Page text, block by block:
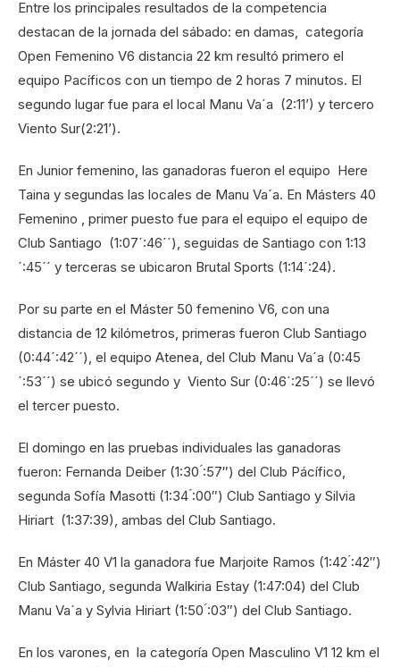
Entre los principales resultados de la competencia
destacan de la jornada del sábado: en damas, categoría
Open Femenino V6 distancia 22 km resultó primero el
equipo Pacíficos con un tiempo de 2 horas 7 minutos. El
segundo lugar fue para el local Manu Va´a (2:11’) y tercero
Viento Sur(2:21’).
En Junior femenino, las ganadoras fueron el equipo Here
Taina y segundas las locales de Manu Va´a. En Másters 40
Femenino , primer puesto fue para el equipo el equipo de
Club Santiago (1:07´:46´´), seguidas de Santiago con 1:13
´:45´´ y terceras se ubicaron Brutal Sports (1:14´:24).
Por su parte en el Máster 50 femenino V6, con una
distancia de 12 kilómetros, primeras fueron Club Santiago
(0:44´:42´´), el equipo Atenea, del Club Manu Va´a (0:45
´:53´´) se ubicó segundo y Viento Sur (0:46´:25´´) se llevó
el tercer puesto.
El domingo en las pruebas individuales las ganadoras
fueron: Fernanda Deiber (1:30 ́:57″) del Club Pácífico,
segunda Sofía Masotti (1:34 ́:00″) Club Santiago y Silvia
Hiriart (1:37:39), ambas del Club Santiago.
En Máster 40 V1 la ganadora fue Marjoite Ramos (1:42 ́:42″)
Club Santiago, segunda Walkiria Estay (1:47:04) del Club
Manu Va´a y Sylvia Hiriart (1:50 ́:03″) del Club Santiago.
En los varones, en la categoría Open Masculino V1 12 km el